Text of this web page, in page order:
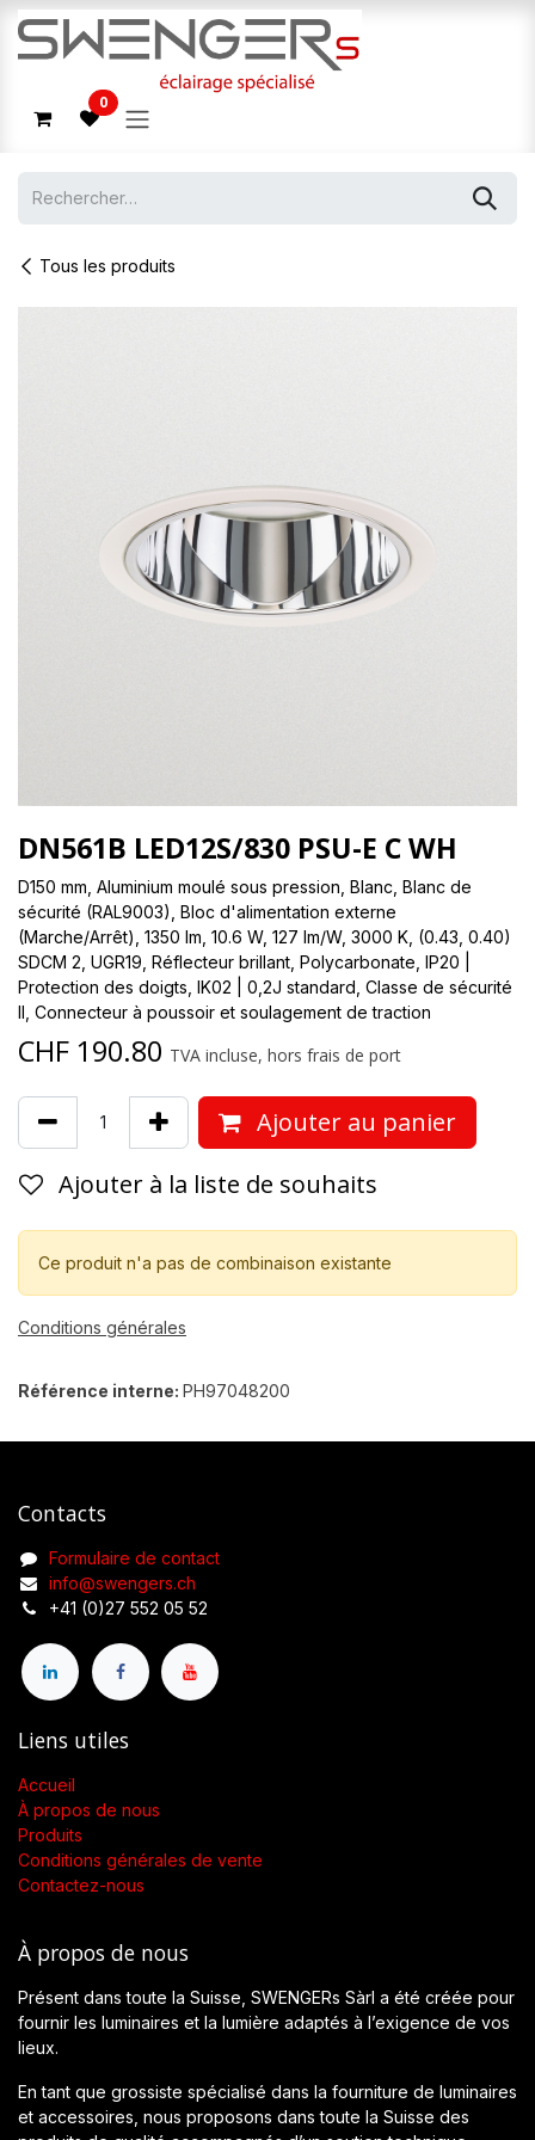
Se rendre au contenu
0
Tous les produits
DN561B LED12S/830 PSU-E C WH
D150 mm, Aluminium moulé sous pression, Blanc, Blanc de
sécurité (RAL9003), Bloc d'alimentation externe
(Marche/Arrêt), 1350 lm, 10.6 W, 127 lm/W, 3000 K, (0.43, 0.40)
SDCM 2, UGR19, Réflecteur brillant, Polycarbonate, IP20 |
Protection des doigts, IK02 | 0,2J standard, Classe de sécurité
II, Connecteur à poussoir et soulagement de traction
CHF 190.80 TVA incluse, hors frais de port
Ajouter au panier
Ajouter à la liste de souhaits
Ce produit n'a pas de combinaison existante
Conditions générales
Référence interne: PH97048200
Contacts
Formulaire de contact
info@swengers.ch
+41 (0)27 552 05 52
Liens utiles
Accueil
À propos de nous
Produits
Conditions générales de vente
Contactez-nous
À propos de nous
Présent dans toute la Suisse, SWENGERs Sàrl a été créée pour
fournir les luminaires et la lumière adaptés à l’exigence de vos
lieux.
En tant que grossiste spécialisé dans la fourniture de luminaires
et accessoires, nous proposons dans toute la Suisse des